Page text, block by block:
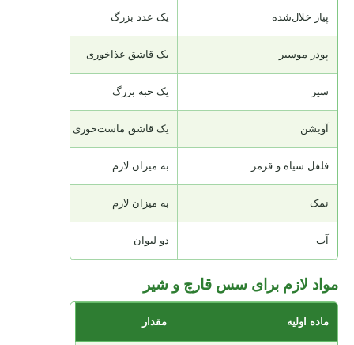
پیاز خلال‌شده یک عدد بزرگ
پودر موسیر یک قاشق غذاخوری
سیر یک حبه بزرگ
آویشن یک قاشق ماست‌خوری
فلفل سیاه و قرمز به میزان لازم
نمک به میزان لازم
آب دو لیوان
مواد لازم برای سس قارچ و شیر
ماده اولیه مقدار